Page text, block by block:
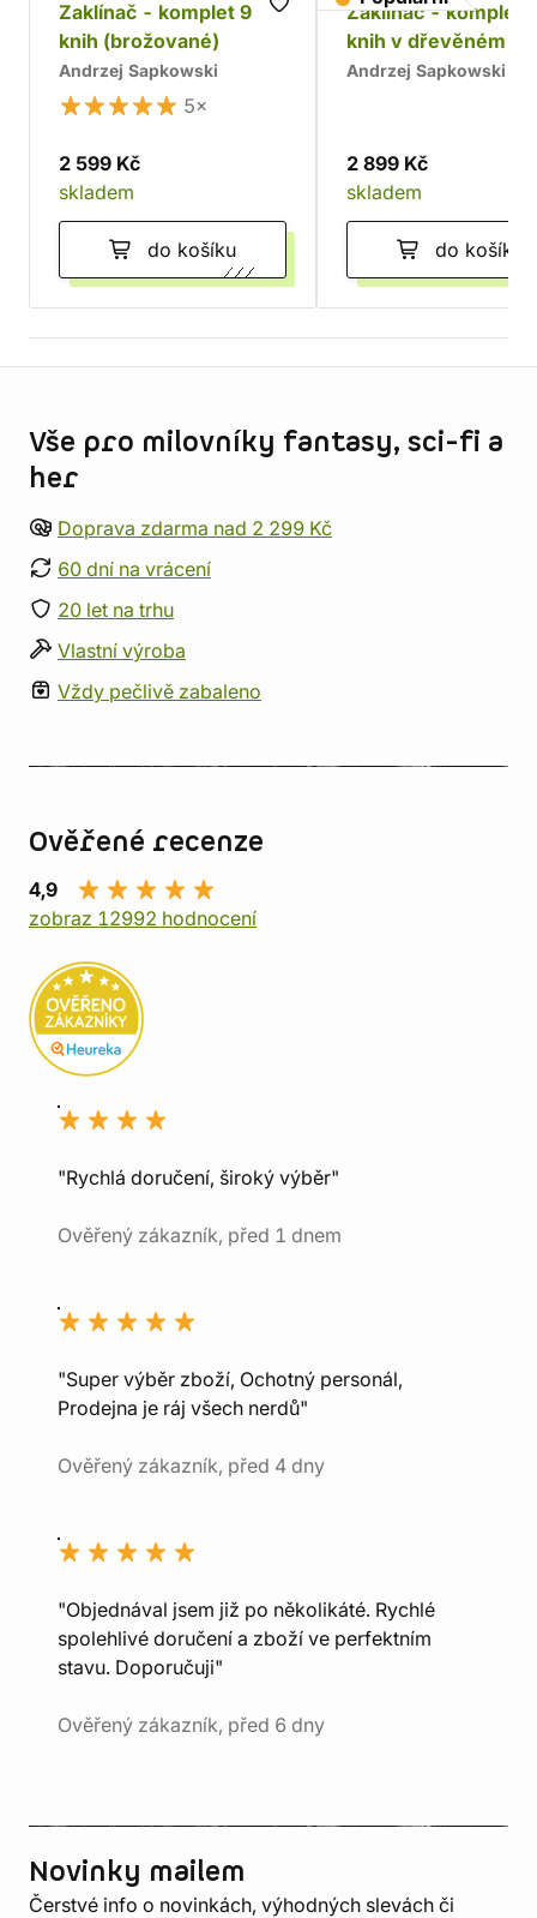
Zaklínač - komplet 9
knih (brožované)
Andrzej Sapkowski
5×
2 599 Kč
skladem
do košíku
Zaklínač - komplet
knih v dřevěném
Chrám
Andrzej Sapkowski
2 899 Kč
skladem
do košíku
Vše pro milovníky fantasy, sci-fi a
her
Doprava zdarma nad 2 299 Kč
60 dní na vrácení
20 let na trhu
Vlastní výroba
Vždy pečlivě zabaleno
Ověřené recenze
4,9
zobraz 12992 hodnocení
"Rychlá doručení, široký výběr"
Ověřený zákazník, před 1 dnem
"Super výběr zboží, Ochotný personál,
Prodejna je ráj všech nerdů"
Ověřený zákazník, před 4 dny
"Objednával jsem již po několikáté. Rychlé
spolehlivé doručení a zboží ve perfektním
stavu. Doporučuji"
Ověřený zákazník, před 6 dny
Novinky mailem
Čerstvé info o novinkách, výhodných slevách či